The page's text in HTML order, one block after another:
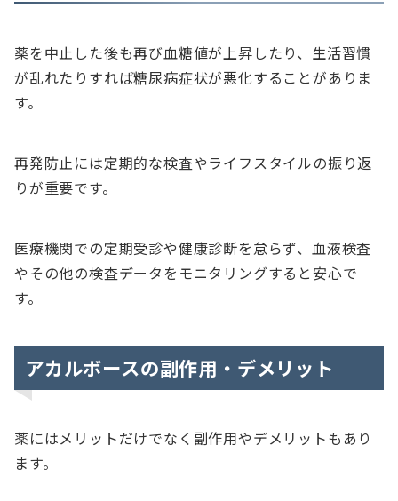
薬を中止した後も再び血糖値が上昇したり、生活習慣
が乱れたりすれば糖尿病症状が悪化することがありま
す。
再発防止には定期的な検査やライフスタイルの振り返
りが重要です。
医療機関での定期受診や健康診断を怠らず、血液検査
やその他の検査データをモニタリングすると安心で
す。
アカルボースの副作用・デメリット
薬にはメリットだけでなく副作用やデメリットもあり
ます。